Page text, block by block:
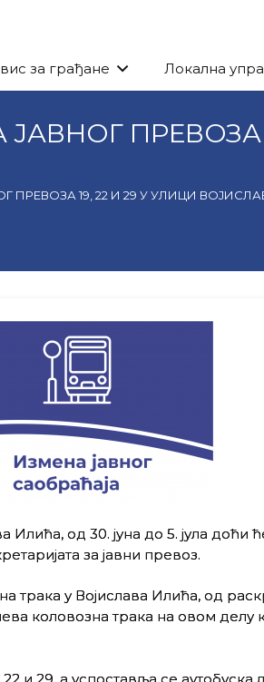
за грађане Локална
ПРЕВОЗА
ПРЕВОЗА 19, 22 И 29 У УЛИЦИ
од 30. јуна до 5. јула доћи
за јавни превоз.
трака у Војислава Илића, од
коловозна трака на овом делу
и 29, а успоставља се аутобуска